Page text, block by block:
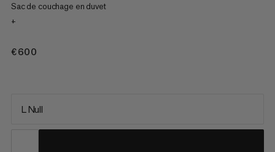
Sac de couchage en duvet
+
€600
L Null